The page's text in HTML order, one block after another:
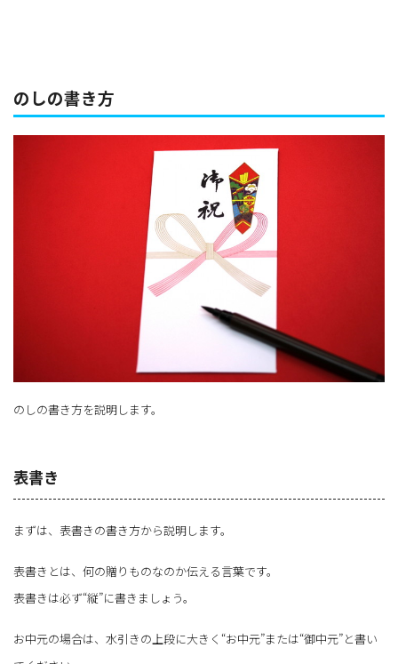
のしの書き方
のしの書き方を説明します。
表書き
まずは、表書きの書き方から説明します。
表書きとは、何の贈りものなのか伝える言葉です。
表書きは必ず“縦”に書きましょう。
お中元の場合は、水引きの上段に大きく“お中元”または“御中元”と書い